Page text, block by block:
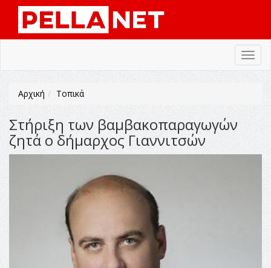
Αρχική Τοπικά
Στήριξη των βαμβακοπαραγωγών
ζητά ο δήμαρχος Γιαννιτσών